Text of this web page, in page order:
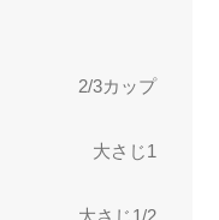
2/3カップ
大さじ1
大さじ1/2